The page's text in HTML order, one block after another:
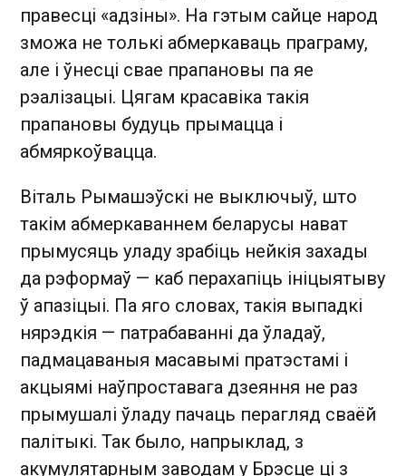
правесці «адзіны». На гэтым сайце народ
зможа не толькі абмеркаваць праграму,
але і ўнесці свае прапановы па яе
рэалізацыі. Цягам красавіка такія
прапановы будуць прымацца і
абмяркоўвацца.
Віталь Рымашэўскі не выключыў, што
такім абмеркаваннем беларусы нават
прымусяць уладу зрабіць нейкія захады
да рэформаў — каб перахапіць ініцыятыву
ў апазіцыі. Па яго словах, такія выпадкі
нярэдкія — патрабаванні да ўладаў,
падмацаваныя масавымі пратэстамі і
акцыямі наўпроставага дзеяння не раз
прымушалі ўладу пачаць перагляд сваёй
палітыкі. Так было, напрыклад, з
акумулятарным заводам у Брэсце ці з